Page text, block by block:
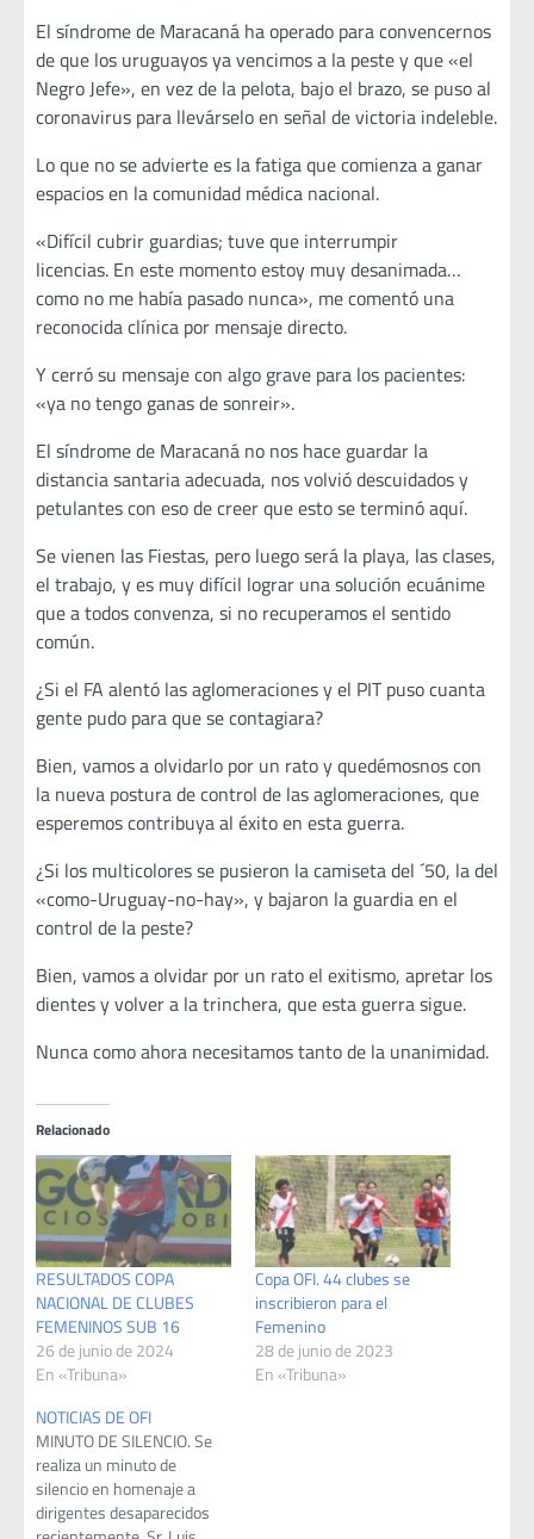
El síndrome de Maracaná ha operado para convencernos
de que los uruguayos ya vencimos a la peste y que «el
Negro Jefe», en vez de la pelota, bajo el brazo, se puso al
coronavirus para llevárselo en señal de victoria indeleble.
Lo que no se advierte es la fatiga que comienza a ganar
espacios en la comunidad médica nacional.
«Difícil cubrir guardias; tuve que interrumpir
licencias. En este momento estoy muy desanimada…
como no me había pasado nunca», me comentó una
reconocida clínica por mensaje directo.
Y cerró su mensaje con algo grave para los pacientes:
«ya no tengo ganas de sonreir».
El síndrome de Maracaná no nos hace guardar la
distancia santaria adecuada, nos volvió descuidados y
petulantes con eso de creer que esto se terminó aquí.
Se vienen las Fiestas, pero luego será la playa, las clases,
el trabajo, y es muy difícil lograr una solución ecuánime
que a todos convenza, si no recuperamos el sentido
común.
¿Si el FA alentó las aglomeraciones y el PIT puso cuanta
gente pudo para que se contagiara?
Bien, vamos a olvidarlo por un rato y quedémosnos con
la nueva postura de control de las aglomeraciones, que
esperemos contribuya al éxito en esta guerra.
¿Si los multicolores se pusieron la camiseta del ´50, la del
«como-Uruguay-no-hay», y bajaron la guardia en el
control de la peste?
Bien, vamos a olvidar por un rato el exitismo, apretar los
dientes y volver a la trinchera, que esta guerra sigue.
Nunca como ahora necesitamos tanto de la unanimidad.
Relacionado
RESULTADOS COPA
NACIONAL DE CLUBES
FEMENINOS SUB 16
26 de junio de 2024
En «Tribuna»
Copa OFI. 44 clubes se
inscribieron para el
Femenino
28 de junio de 2023
En «Tribuna»
NOTICIAS DE OFI
MINUTO DE SILENCIO. Se
realiza un minuto de
silencio en homenaje a
dirigentes desaparecidos